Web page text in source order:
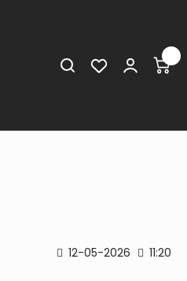
12-05-2026 11:20